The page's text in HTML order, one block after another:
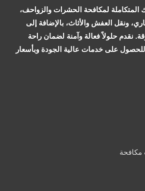
لمكافحة الحشرات والزواحف،
ونقل العفش والأثاث، بالإضافة إلى
نقدم حلولاً فعالة وآمنة لضمان راحة
للحصول على خدمات عالية الجودة وبأسعار